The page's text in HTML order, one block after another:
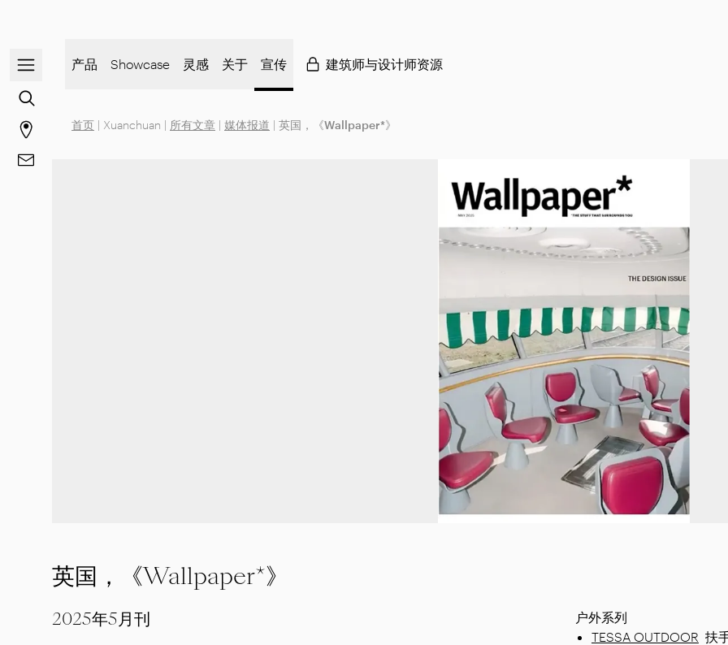
打开/关闭导航菜单
前往内容搜索
前往商店页面
前往 联系方式
产品 Showcase 灵感 关于 宣传 建筑师与设计师资源
首页 | Xuanchuan | 所有文章 | 媒体报道 | 英国，《Wallpaper*》
英国，《Wallpaper*》
2025年5月刊
户外系列
TESSA OUTDOOR 扶